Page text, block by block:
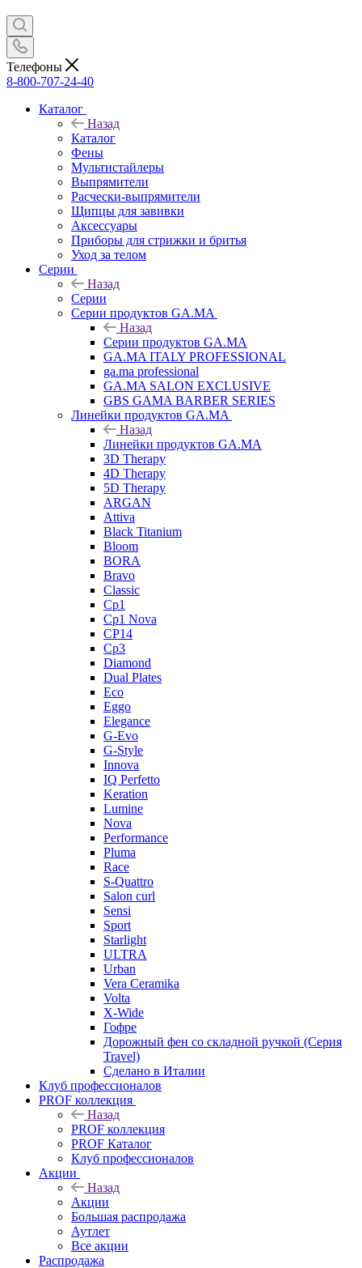
Телефоны
8-800-707-24-40
Каталог
Назад
Каталог
Фены
Мультистайлеры
Выпрямители
Расчески-выпрямители
Щипцы для завивки
Аксессуары
Приборы для стрижки и бритья
Уход за телом
Серии
Назад
Серии
Серии продуктов GA.MA
Назад
Серии продуктов GA.MA
GA.MA ITALY PROFESSIONAL
ga.ma professional
GA.MA SALON EXCLUSIVE
GBS GAMA BARBER SERIES
Линейки продуктов GA.MA
Назад
Линейки продуктов GA.MA
3D Therapy
4D Therapy
5D Therapy
ARGAN
Attiva
Black Titanium
Bloom
BORA
Bravo
Classic
Cp1
Cp1 Nova
CP14
Cp3
Diamond
Dual Plates
Eco
Eggo
Elegance
G-Evo
G-Style
Innova
IQ Perfetto
Keration
Lumine
Nova
Performance
Pluma
Race
S-Quattro
Salon curl
Sensi
Sport
Starlight
ULTRA
Urban
Vera Ceramika
Volta
X-Wide
Гофре
Дорожный фен со складной ручкой (Серия
Travel)
Сделано в Италии
Клуб профессионалов
PROF коллекция
Назад
PROF коллекция
PROF Каталог
Клуб профессионалов
Акции
Назад
Акции
Большая распродажа
Аутлет
Все акции
Распродажа